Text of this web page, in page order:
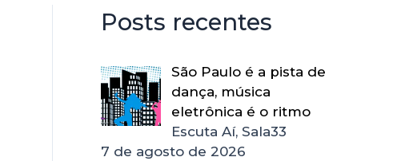
Posts recentes
São Paulo é a pista de
dança, música
eletrônica é o ritmo
Escuta Aí, Sala33
7 de agosto de 2026